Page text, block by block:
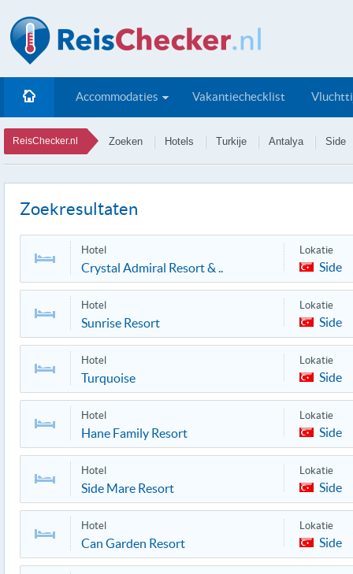
Accommodaties Vakantiechecklist
ReisChecker.nl Zoeken Hotels Turkije Antalya Side
Zoekresultaten
Hotel
Crystal Admiral Resort & ..
Lokatie
Side
Hotel
Sunrise Resort
Lokatie
Side
Hotel
Turquoise
Lokatie
Side
Hotel
Hane Family Resort
Lokatie
Side
Hotel
Side Mare Resort
Lokatie
Side
Hotel
Can Garden Resort
Lokatie
Side